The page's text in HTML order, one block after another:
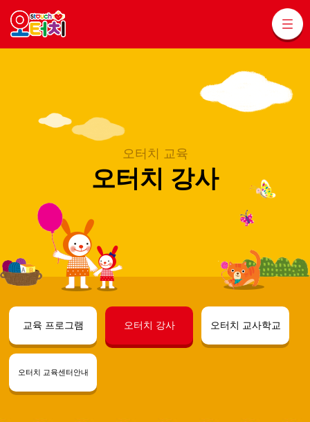
오터치 교육
오터치 강사
교육 프로그램 오터치 강사 오터치 교사학교
오터치 교육센터안내